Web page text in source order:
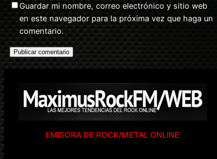
Guardar mi nombre, correo electrónico y sitio web
en este navegador para la próxima vez que haga un
comentario.
EMISORA DE ROCK/METAL ONLINE